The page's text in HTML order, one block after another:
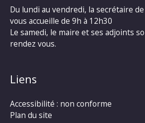
Du lundi au vendredi, la secrétaire
vous accueille de 9h à 12h30
Le samedi, le maire et ses adjoints
rendez vous.
Liens
Accessibilité : non conforme
Plan du site